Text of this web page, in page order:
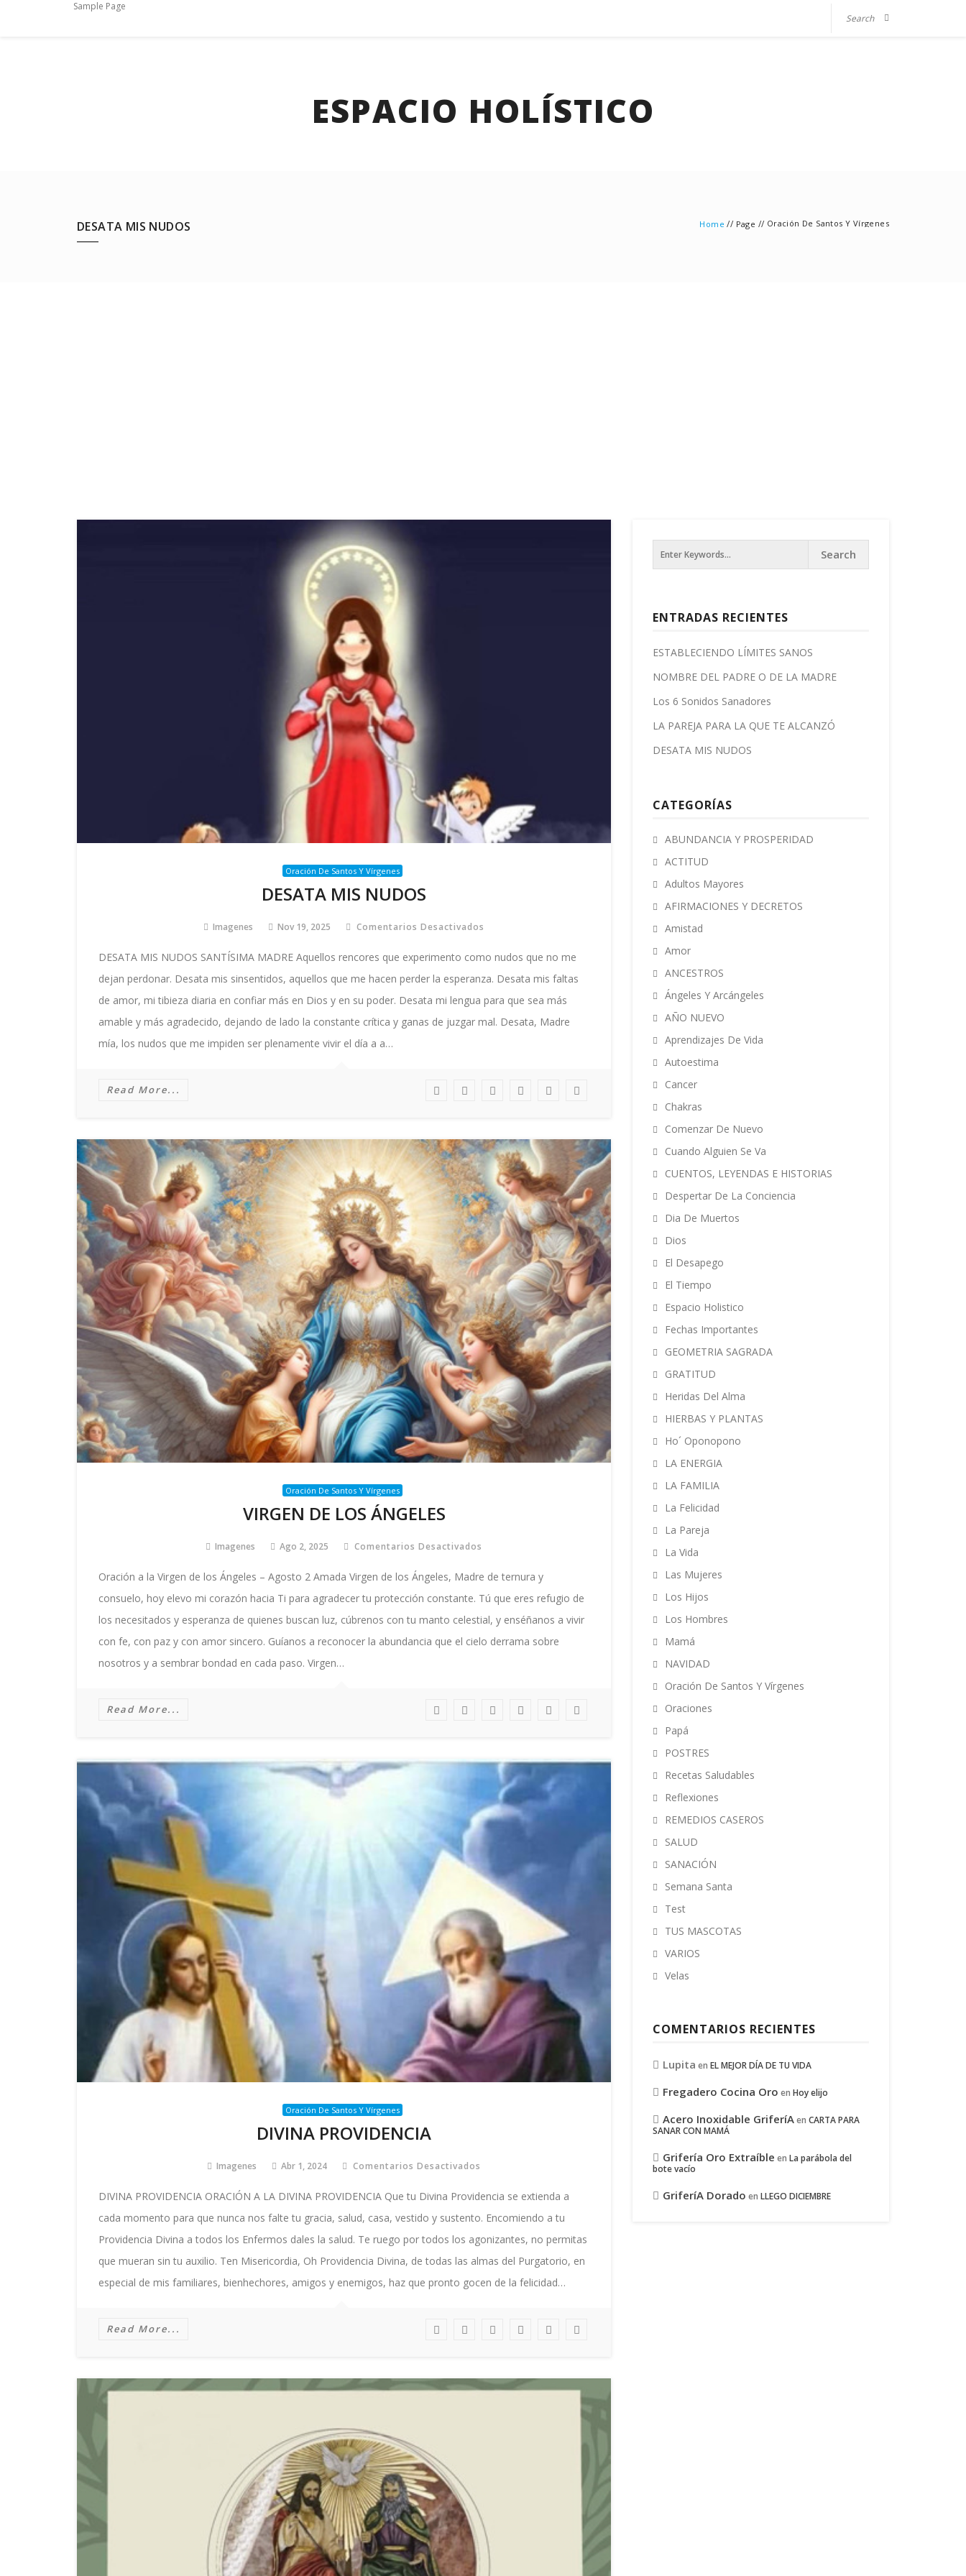
Sample Page
ESPACIO HOLÍSTICO
DESATA MIS NUDOS Home // Page // Oración De Santos Y Vírgenes
Oración De Santos Y Vírgenes
DESATA MIS NUDOS
Imagenes Nov 19, 2025 Comentarios Desactivados
NUDOS
DESATA MIS NUDOS SANTÍSIMA MADRE Aquellos rencores que experimento como nudos que no me
dejan perdonar. Desata mis sinsentidos, aquellos que me hacen perder la esperanza. Desata mis faltas
de amor, mi tibieza diaria en confiar más en Dios y en su poder. Desata mi lengua para que sea más
amable y más agradecido, dejando de lado la constante crítica y ganas de juzgar mal. Desata, Madre
mía, los nudos que me impiden ser plenamente vivir el día a a…
Read More...
Oración De Santos Y Vírgenes
VIRGEN DE LOS ÁNGELES
Imagenes Ago 2, 2025 Comentarios Desactivados
LOS
Oración a la Virgen de los Ángeles – Agosto 2 Amada Virgen de los Ángeles, Madre de ternura y
consuelo, hoy elevo mi corazón hacia Ti para agradecer tu protección constante. Tú que eres refugio de
los necesitados y esperanza de quienes buscan luz, cúbrenos con tu manto celestial, y enséñanos a vivir
con fe, con paz y con amor sincero. Guíanos a reconocer la abundancia que el cielo derrama sobre
nosotros y a sembrar bondad en cada paso. Virgen…
Read More...
Oración De Santos Y Vírgenes
DIVINA PROVIDENCIA
Imagenes Abr 1, 2024 Comentarios Desactivados
DIVINA PROVIDENCIA ORACIÓN A LA DIVINA PROVIDENCIA Que tu Divina Providencia se extienda a
cada momento para que nunca nos falte tu gracia, salud, casa, vestido y sustento. Encomiendo a tu
Providencia Divina a todos los Enfermos dales la salud. Te ruego por todos los agonizantes, no permitas
que mueran sin tu auxilio. Ten Misericordia, Oh Providencia Divina, de todas las almas del Purgatorio, en
especial de mis familiares, bienhechores, amigos y enemigos, haz que pronto gocen de la felicidad…
Read More...
ENTRADAS RECIENTES
ESTABLECIENDO LÍMITES SANOS
NOMBRE DEL PADRE O DE LA MADRE
Los 6 Sonidos Sanadores
LA PAREJA PARA LA QUE TE ALCANZÓ
DESATA MIS NUDOS
CATEGORÍAS
ABUNDANCIA Y PROSPERIDAD
ACTITUD
Adultos Mayores
AFIRMACIONES Y DECRETOS
Amistad
Amor
ANCESTROS
Ángeles Y Arcángeles
AÑO NUEVO
Aprendizajes De Vida
Autoestima
Cancer
Chakras
Comenzar De Nuevo
Cuando Alguien Se Va
CUENTOS, LEYENDAS E HISTORIAS
Despertar De La Conciencia
Dia De Muertos
Dios
El Desapego
El Tiempo
Espacio Holistico
Fechas Importantes
GEOMETRIA SAGRADA
GRATITUD
Heridas Del Alma
HIERBAS Y PLANTAS
Ho´ Oponopono
LA ENERGIA
LA FAMILIA
La Felicidad
La Pareja
La Vida
Las Mujeres
Los Hijos
Los Hombres
Mamá
NAVIDAD
Oración De Santos Y Vírgenes
Oraciones
Papá
POSTRES
Recetas Saludables
Reflexiones
REMEDIOS CASEROS
SALUD
SANACIÓN
Semana Santa
Test
TUS MASCOTAS
VARIOS
Velas
COMENTARIOS RECIENTES
Lupita enEL MEJOR DÍA DE TU VIDA
Fregadero Cocina Oro enHoy elijo
Acero Inoxidable GriferíAenCARTA PARA
SANAR CON MAMÁ
Grifería Oro Extraíble enLa parábola del
bote vacío
GriferíA Dorado enLLEGO DICIEMBRE